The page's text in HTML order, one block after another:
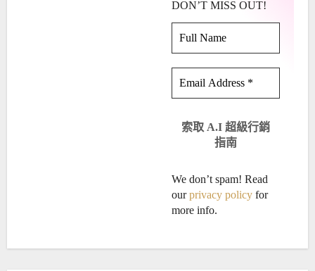
DON’T MISS OUT!
We don’t spam! Read
ourprivacy policy for
more info.